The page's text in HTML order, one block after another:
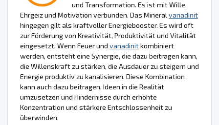
und Transformation. Es ist mit Wille,
Ehrgeiz und Motivation verbunden. Das Mineralvanadinit
hingegen gilt als kraftvoller Energiebooster. Es wird oft
zur Förderung von Kreativität, Produktivität und Vitalität
eingesetzt. Wenn Feuer und vanadinitkombiniert
werden, entsteht eine Synergie, die dazu beitragen kann,
die Willenskraft zu stärken, die Ausdauer zu steigern und
Energie produktiv zu kanalisieren. Diese Kombination
kann auch dazu beitragen, Ideen in die Realität
umzusetzen und Hindernisse durch erhöhte
Konzentration und stärkere Entschlossenheit zu
überwinden.